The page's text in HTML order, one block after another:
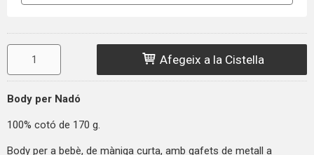
Afegeix a la Cistella
Body per Nadó
100% cotó de 170 g.
Body per a bebè, de màniga curta, amb gafets de metall a